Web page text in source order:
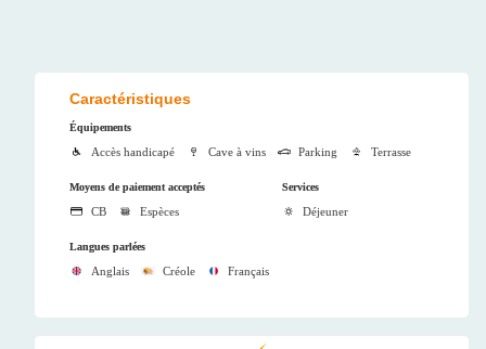
Caractéristiques
Équipements
Accès handicapé Cave à vins Parking Terrasse
Moyens de paiement acceptés
CB Espèces
Services
Déjeuner
Langues parlées
Anglais Créole Français